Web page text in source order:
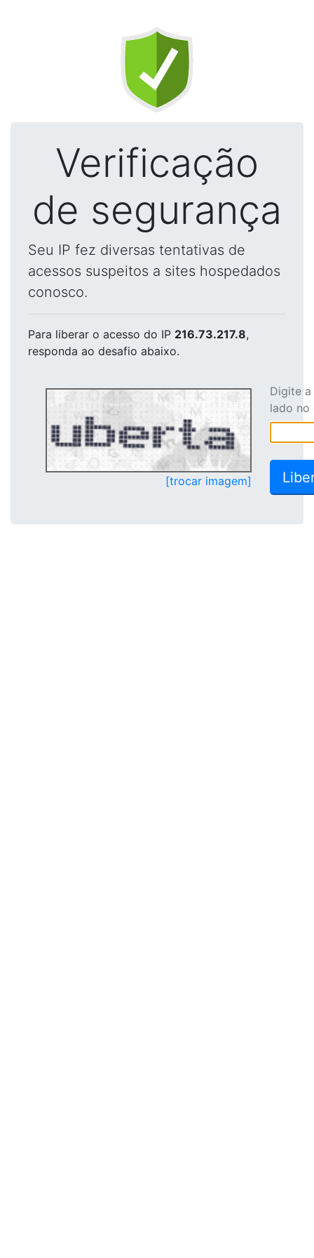
Verificação
de segurança
Seu IP fez diversas tentativas de
acessos suspeitos a sites hospedados
conosco.
Para liberar o acesso do IP 216.73.217.8,
responda ao desafio abaixo.
[trocar imagem]
Digite
lado no